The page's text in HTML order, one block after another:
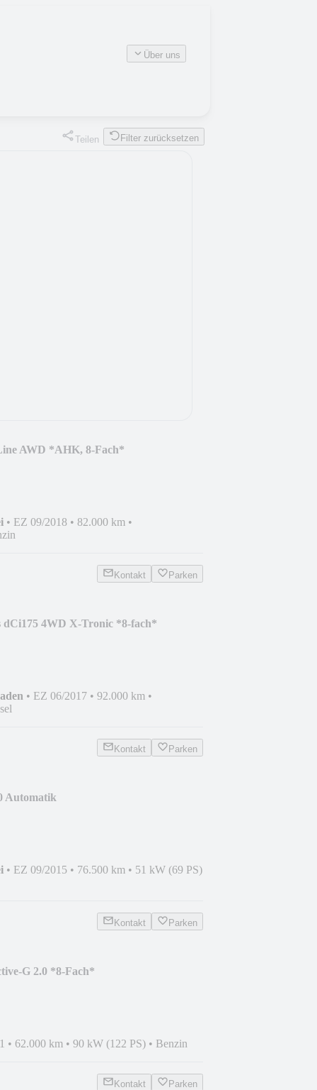
Über uns
Teilen Filter zurücksetzen
AWD *AHK, 8-Fach*
• EZ 09/2018 • 82.000 km •
Kontakt Parken
dCi175 4WD X-Tronic *8-fach*
• EZ 06/2017 • 92.000 km •
Kontakt Parken
Automatik
• EZ 09/2015 • 76.500 km • 51 kW (69 PS)
Kontakt Parken
G 2.0 *8-Fach*
• 62.000 km • 90 kW (122 PS) • Benzin
Kontakt Parken